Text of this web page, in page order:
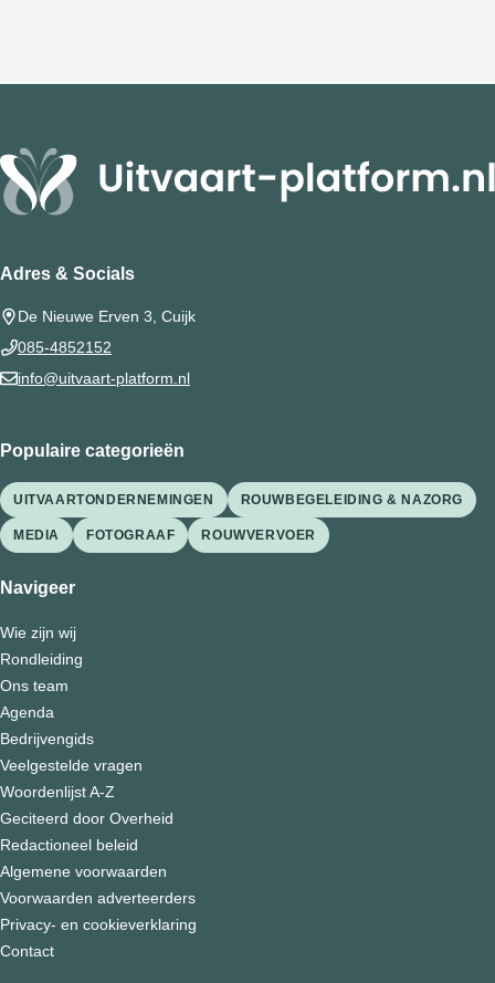
Adres & Socials
De Nieuwe Erven 3, Cuijk
085-4852152
info@uitvaart-platform.nl
Populaire categorieën
UITVAARTONDERNEMINGEN ROUWBEGELEIDING & NAZORG
MEDIA FOTOGRAAF ROUWVERVOER
Navigeer
Wie zijn wij
Rondleiding
Ons team
Agenda
Bedrijvengids
Veelgestelde vragen
Woordenlijst A-Z
Geciteerd door Overheid
Redactioneel beleid
Algemene voorwaarden
Voorwaarden adverteerders
Privacy- en cookieverklaring
Contact